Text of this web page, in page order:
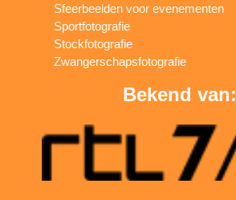
Sfeerbeelden voor evenementen
Sportfotografie
Stockfotografie
Zwangerschapsfotografie
Bekend van: